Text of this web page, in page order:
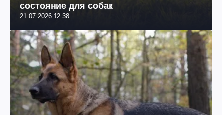
состояние для собак
21.07.2026 12:38